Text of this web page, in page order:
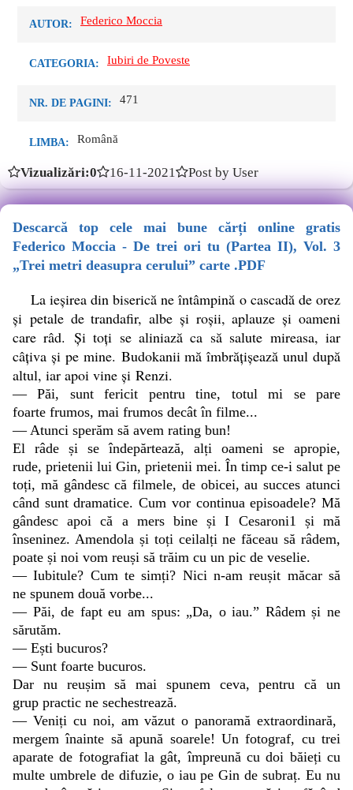
AUTOR: Federico Moccia
CATEGORIA: Iubiri de Poveste
NR. DE PAGINI: 471
LIMBA: Română
Vizualizări:0 16-11-2021 Post by User
Descarcă top cele mai bune cărți online gratis
Federico Moccia - De trei ori tu (Partea II), Vol. 3
„Trei metri deasupra cerului” carte .PDF
La ieșirea din biserică ne întâmpină o cascadă de orez
și petale de trandafir, albe și roșii, aplauze și oameni
care râd. Și toți se aliniază ca să salute mireasa, iar
câțiva și pe mine. Budokanii mă îmbrățișează unul după
altul, iar apoi vine și Renzi.
— Păi, sunt fericit pentru tine, totul mi se pare
foarte frumos, mai frumos decât în filme...
— Atunci sperăm să avem rating bun!
El râde și se îndepărtează, alți oameni se apropie,
rude, prietenii lui Gin, prietenii mei. În timp ce-i salut pe
toți, mă gândesc că filmele, de obicei, au succes atunci
când sunt dramatice. Cum vor continua episoadele? Mă
gândesc apoi că a mers bine și I Cesaroni1 și mă
înseninez. Amendola și toți ceilalți ne făceau să râdem,
poate și noi vom reuși să trăim cu un pic de veselie.
— Iubitule? Cum te simți? Nici n-am reușit măcar să
ne spunem două vorbe...
— Păi, de fapt eu am spus: „Da, o iau.” Râdem și ne
sărutăm.
— Ești bucuros?
— Sunt foarte bucuros.
Dar nu reușim să mai spunem ceva, pentru că un
grup practic ne sechestrează.
— Veniți cu noi, am văzut o panoramă extraordinară,
mergem înainte să apună soarele! Un fotograf, cu trei
aparate de fotografiat la gât, împreună cu doi băieți cu
multe umbrele de difuzie, o iau pe Gin de subraț. Eu nu